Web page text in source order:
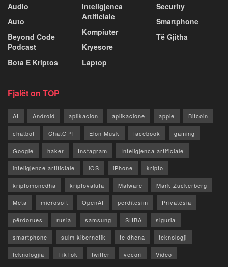
Audio
Auto
Beyond Code
Podcast
Bota E Kriptos
Inteligjenca
Artificiale
Kompiuter
Kryesore
Laptop
Security
Smartphone
Të Gjitha
Fjalët on TOP
AI Android aplikacion aplikacione apple Bitcoin
chatbot ChatGPT Elon Musk facebook gaming
Google haker Instagram Inteligjenca artificiale
inteligjence artificiale iOS iPhone kripto
kriptomonedha kriptovaluta Malware Mark Zuckerberg
Meta microsoft OpenAI perditesim Privatësia
përdorues rusia samsung SHBA siguria
smartphone sulm kibernetik te dhena teknologji
teknologjia TikTok twitter vecori Video